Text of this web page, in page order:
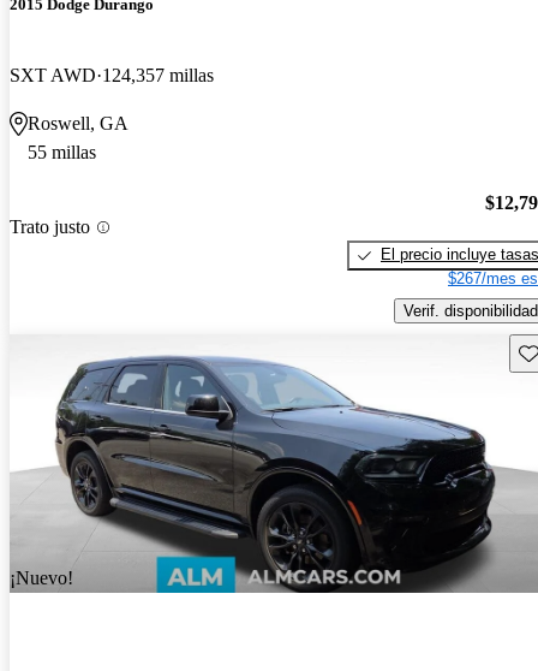
2015 Dodge Durango
SXT AWD 124,357 millas
Roswell, GA
55 millas
Trato justo
El precio incluye tasas
$267/mes
Verif. disponibilidad
¡Nuevo!